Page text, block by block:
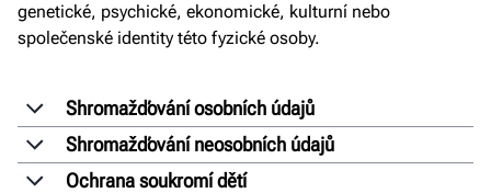
genetické, psychické, ekonomické, kulturní nebo
společenské identity této fyzické osoby.
Shromažďování osobních údajů
Shromažďování neosobních údajů
Ochrana soukromí dětí